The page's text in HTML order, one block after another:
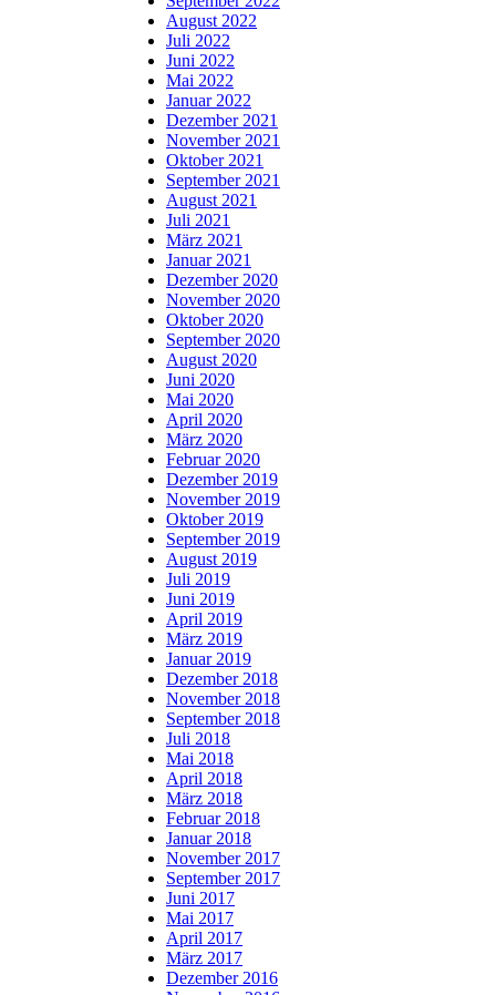
August 2022
Juli 2022
Juni 2022
Mai 2022
Januar 2022
Dezember 2021
November 2021
Oktober 2021
September 2021
August 2021
Juli 2021
März 2021
Januar 2021
Dezember 2020
November 2020
Oktober 2020
September 2020
August 2020
Juni 2020
Mai 2020
April 2020
März 2020
Februar 2020
Dezember 2019
November 2019
Oktober 2019
September 2019
August 2019
Juli 2019
Juni 2019
April 2019
März 2019
Januar 2019
Dezember 2018
November 2018
September 2018
Juli 2018
Mai 2018
April 2018
März 2018
Februar 2018
Januar 2018
November 2017
September 2017
Juni 2017
Mai 2017
April 2017
März 2017
Dezember 2016